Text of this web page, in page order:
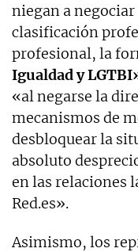
niegan a
clasificación
profesional, la
Igualdad y
«al negarse la
mecanismos de
desbloquear la
absoluto
en las relaciones
Red.es».
Asimismo, los